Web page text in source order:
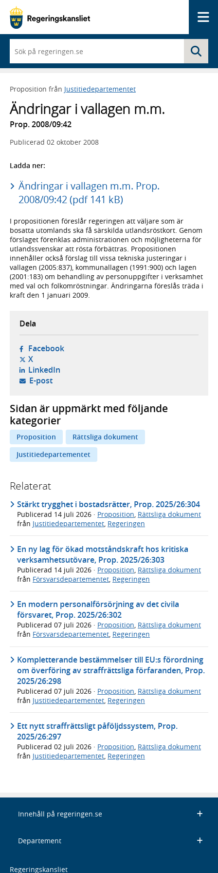
du
börjar
skriva
framträder
en
lista
med
sökförslag
Proposition från Justitiedepartementet
Ändringar i vallagen m.m.
Prop. 2008/09:42
Publicerad 02 oktober 2008
Ladda ner:
Ändringar i vallagen m.m. Prop.
2008/09:42 (pdf 141 kB)
I propositionen föreslår regeringen att väljare som är
bosatta utomlands ska få särskilda utlandsröstkort. Genom
förslaget förenklas administrationen och möjligheterna för
utlandssvenskar att rösta förbättras. Propositionen
innehåller också förslag till vissa tekniska justeringar i
vallagen (2005:837), kommunallagen (1991:900) och lagen
(2001:183) om behandling av personuppgifter i verksamhet
med val och folkomröstningar. Ändringarna föreslås träda i
kraft den 1 januari 2009.
Dela
Facebook- öppnas i ny flik, extern webbplats,
X- öppnas i ny flik, extern webbplats,
LinkedIn- öppnas i ny flik, extern webbplats,
E-post- öppnar din e-postklient,
Sidan är uppmärkt med följande
kategorier
Proposition
Rättsliga dokument
Justitiedepartementet
Relaterat
Stärkt trygghet i bostadsrätter, Prop. 2025/26:304
Publicerad 14 juli 2026 · Proposition, Rättsliga dokument
från Justitiedepartementet, Regeringen
En ny lag för ökad motståndskraft hos kritiska
verksamhetsutövare, Prop. 2025/26:303
Publicerad 14 juli 2026 · Proposition Rättsliga dokument
från Försvarsdepartementet Regeringen
En modern personalförsörjning av det civila
försvaret, Prop. 2025/26:302
Publicerad 07 juli 2026 · Proposition, Rättsliga dokument
från Försvarsdepartementet, Regeringen
Kompletterande bestämmelser till EU:s förordning
om överföring av straffrättsliga förfaranden, Prop.
2025/26:298
Publicerad 07 juli 2026 · Proposition, Rättsliga dokument
från Justitiedepartementet, Regeringen
Ett nytt straffrättsligt påföljdssystem, Prop.
2025/26:297
Publicerad 02 juli 2026 · Proposition Rättsliga dokument
från Justitiedepartementet Regeringen
Innehåll på regeringen.se
Departement
Regeringskansliet